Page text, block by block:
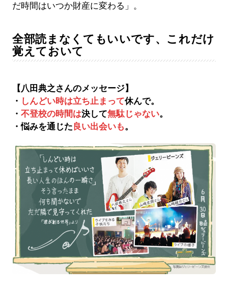
だ時間はいつか財産に変わる」。
全部読まなくてもいいです、これだけ
覚えておいて
【八田典之さんのメッセージ】
・ しんどい時は立ち止まって休んで。
・ 不登校の時間は決して無駄じゃない。
・悩みを通じた 良い出会いも 。